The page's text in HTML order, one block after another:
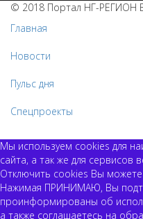
© 2018 Портал НГ-РЕГИОН
Главная
Новости
Пульс дня
Спецпроекты
Мы используем cookies для
сайта, а так же для сервисов
Отключить cookies Вы
Нажимая ПРИНИМАЮ, Вы
проинформированы об
а также соглашаетесь на